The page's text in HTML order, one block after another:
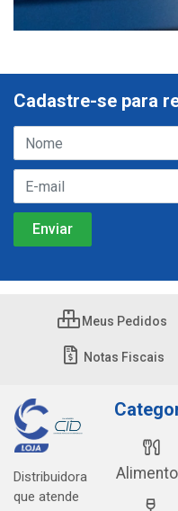
Cadastre-se para
Meus Pedidos
Notas Fiscais
Distribuidora
que atende